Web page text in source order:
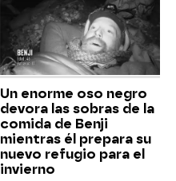
Un enorme oso negro
devora las sobras de la
comida de Benji
mientras él prepara su
nuevo refugio para el
invierno